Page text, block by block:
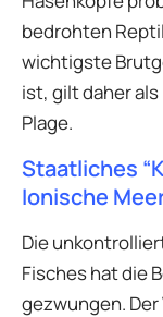
bedrohten
wichtigste
ist, gilt daher
Plage.
Staatliches
Ionische
Die
Fisches hat die
gezwungen.